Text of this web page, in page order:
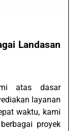
Landasan
atas dasar
layanan
waktu, kami
proyek